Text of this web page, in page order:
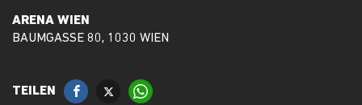
ARENA WIEN
BAUMGASSE 80, 1030 WIEN
TEILEN